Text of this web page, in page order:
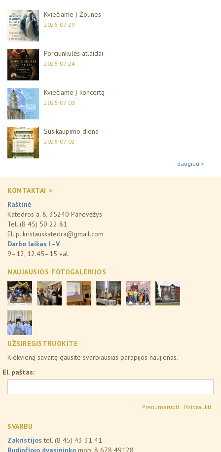
Kviečiame į Žolines
2026-07-29
Porciunkulės atlaidai
2026-07-24
Kviečiame į koncertą
2026-07-03
Susikaupimo diena
2026-07-02
daugiau >
KONTAKTAI >
Raštinė
Katedros a. 8, 35240 Panevėžys
Tel. (8 45) 50 22 81
El. p. kristauskatedra@gmail.com
Darbo laikas I–V
9–12, 12.45–15 val.
NAUJAUSIOS FOTOGALERIJOS
UŽSIREGISTRUOKITE
Kiekvieną savaitę gausite svarbiausias parapijos naujienas.
El. paštas:
Išsibraukti
SVARBU
Zakristijos tel. (8 45) 43 31 41
Budinčiojo dvasininko mob. 8 678 49128